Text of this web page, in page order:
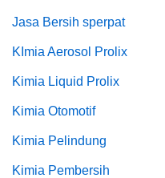
Jasa Bersih sperpat
KImia Aerosol Prolix
Kimia Liquid Prolix
Kimia Otomotif
Kimia Pelindung
Kimia Pembersih